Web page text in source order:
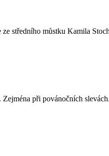
středního můstku Kamila
při povánočních